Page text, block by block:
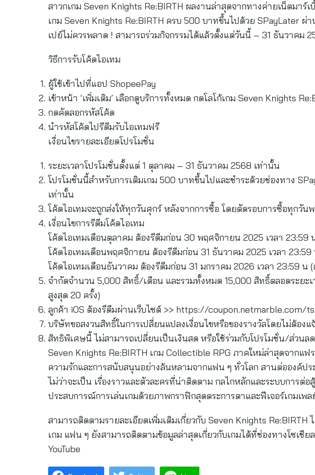
สาวกเกม Seven Knights Re:BIRTH ผลงานล่าสุดจากทางค่ายเน็ตมาร์
เกม Seven Knights Re:BIRTH ครบ 500 บาทขึ้นไปด้วย SPayLater ผ่
เปย์ไม่ควรพลาด ! สามารถร่วมกิจกรรมได้แล้วตั้งแต่วันนี้ – 31 ธันวาคม
วิธีการรับโค้ดไอเทม
ผู้ใช้เข้าไปที่แอป ShopeePay
เข้าหน้า ‘เพิ่มเติม’ เลือกดูบริการทั้งหมด กดโลโก้เกม Seven Knights
กดคัดลอกรหัสโค้ด
นำรหัสโค้ดไปรีดีมรับไอเทมฟรี
เงื่อนไขรายละเอียดโปรโมชั่น
ระยะเวลาโปรโมชั่นตั้งแต่ 1 ตุลาคม – 31 ธันวาคม 2568 เท่านั้น
โปรโมชั่นนี้สำหรับการเติมเกม 500 บาทขึ้นไปและชำระด้วยช่องทาง
เท่านั้น
โค้ดไอเทมจะถูกส่งให้ทุกวันศุกร์ หลังจากการซื้อ โดยตัดรอบการซื้อทุกวัน
เงื่อนไขการรีดีมโค้ดไอเทม
โค้ดไอเทมเดือนตุลาคม ต้องรีดีมก่อน 30 พฤศจิกายน 2025 เวลา 23:59
โค้ดไอเทมเดือนพฤศจิกายน ต้องรีดีมก่อน 31 ธันวาคม 2025 เวลา 23:59
โค้ดไอเทมเดือนธันวาคม ต้องรีดีมก่อน 31 มกราคม 2026 เวลา 23:59 น (
จำกัดจำนวน 5,000 สิทธิ์/เดือน และรวมทั้งหมด 15,000 สิทธิ์ตลอดระยะ
สูงสุด 20 ครั้ง)
ลูกค้า iOS ต้องรีดีมผ่านเว็บไซต์ >> https://coupon.netmarble.com/
บริษัทขอสงวนสิทธิ์ในการเปลี่ยนแปลงเงื่อนไขหรือของรางวัลโดยไม่ต้องแ
สิทธิพิเศษนี้ ไม่สามารถเปลี่ยนเป็นเงินสด หรือใช้ร่วมกับโปรโมชั่น/ส่วนล
Seven Knights Re:BIRTH เกม Collectible RPG ภาคใหม่ล่าสุดจากแฟ
ความรักและการสนับสนุนอย่างล้นหลามจากแฟน ๆ ทั่วโลก สานต่อองค์ป
ไม่ว่าจะเป็น เรื่องราวและตัวละครที่น่าติดตาม กลไกหลักและระบบการต่อ
ประสบการณ์การเล่นเกมด้วยภาพกราฟิกสุดตระการตาและฟีเจอร์เกมเ
สามารถติดตามรายละเอียดเพิ่มเติมเกี่ยวกับ Seven Knights Re:BIRTH
เกม แฟน ๆ ยังสามารถติดตามข้อมูลล่าสุดเกี่ยวกับเกมได้ที่ช่องทางโซเชี
YouTube